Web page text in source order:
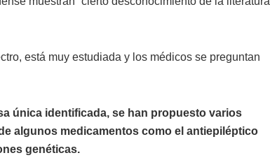
está muy estudiada y los médicos se preguntan
única identificada, se han propuesto varios
algunos medicamentos como el antiepiléptico
genéticas.